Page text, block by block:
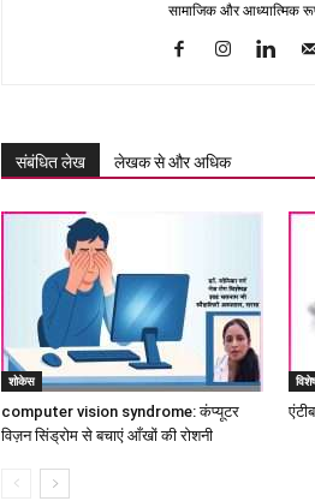
सामाजिक और आध्यात्मिक
संबंधित लेख लेखक से और अधिक
शोकेस
computer vision syndrome: कंप्यूटर
विज़न सिंड्रोम से बचाएं आँखों की रोशनी